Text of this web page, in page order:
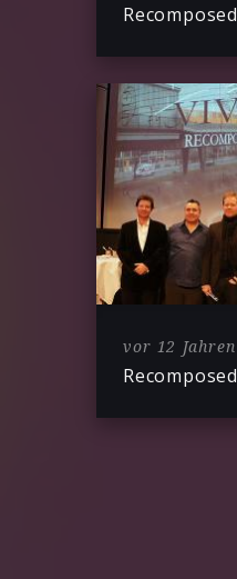
Recomposed
vor 12 Jahren
Recomposed